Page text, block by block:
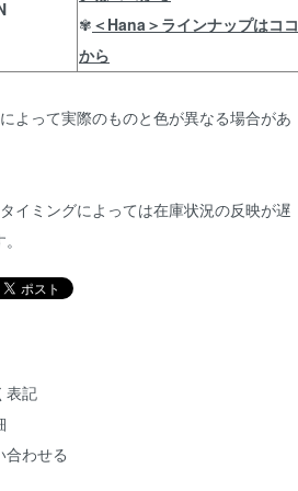
✾ ＜Hana＞ラインナップはココ
から
よって実際のものと色が異なる場合があ
イミングによっては在庫状況の反映が遅
表記
合わせる